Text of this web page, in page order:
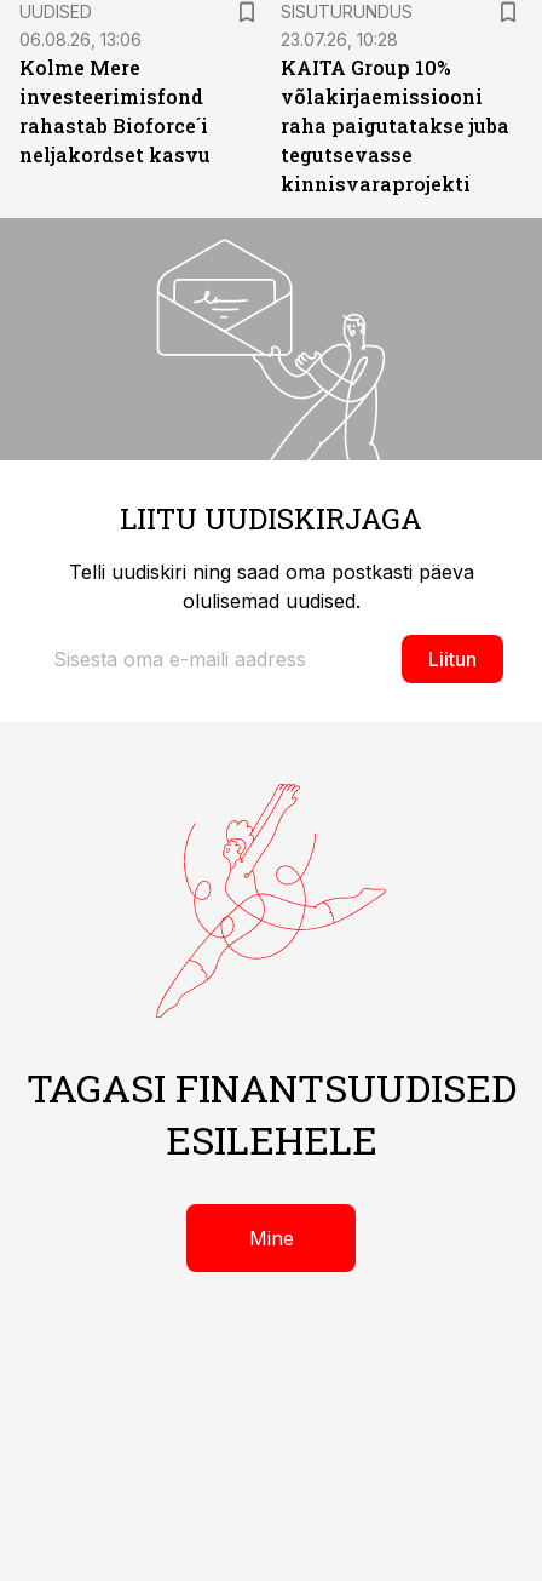
UUDISED
06.08.26, 13:06
Kolme Mere
investeerimisfond
rahastab Bioforce´i
neljakordset kasvu
SISUTURUNDUS
23.07.26, 10:28
KAITA Group 10%
võlakirjaemissiooni
raha paigutatakse juba
tegutsevasse
kinnisvaraprojekti
LIITU UUDISKIRJAGA
Telli uudiskiri ning saad oma postkasti päeva
olulisemad uudised.
Liitun
TAGASI FINANTSUUDISED
ESILEHELE
Mine